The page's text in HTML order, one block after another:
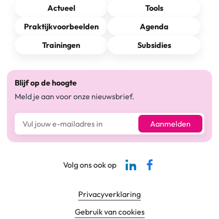
Actueel
Tools
Praktijkvoorbeelden
Agenda
Trainingen
Subsidies
Blijf op de hoogte
Meld je aan voor onze nieuwsbrief.
E-mailadres* Aanmelden
Footer navigatie
Privacyverklaring
Gebruik van cookies
Volg ons ook op
Linkedin-pagina SBCM
Facebook SBCM